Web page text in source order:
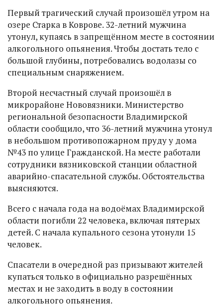
Первый трагический случай произошёл утром на
озере Старка в Коврове. 32-летний мужчина
утонул, купаясь в запрещённом месте в состоянии
алкогольного опьянения. Чтобы достать тело с
большой глубины, потребовались водолазы со
специальным снаряжением.
Второй несчастный случай произошёл в
микрорайоне Нововязники. Министерство
региональной безопасности Владимирской
области сообщило, что 36-летний мужчина утонул
в небольшом противопожарном пруду у дома
№43 по улице Гражданской. На месте работали
сотрудники вязниковской станции областной
аварийно-спасательной службы. Обстоятельства
выясняются.
Всего с начала года на водоёмах Владимирской
области погибли 22 человека, включая пятерых
детей. С начала купального сезона утонули 15
человек.
Спасатели в очередной раз призывают жителей
купаться только в официально разрешённых
местах и не заходить в воду в состоянии
алкогольного опьянения.